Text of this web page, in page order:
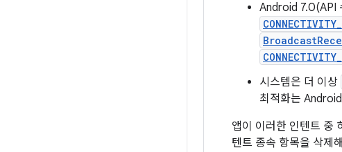
Android 7.0(API
시스템은 더 이상
최적화는
앱이 이러한 인텐트 중
텐트 종속 항목을 삭제